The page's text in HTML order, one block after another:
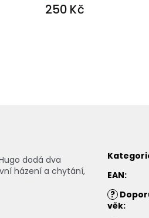
250 Kč
dodá dva
házení a chytání,
EAN:
?
věk: